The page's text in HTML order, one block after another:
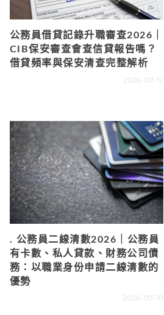
公務員借貸記錄升職審查2026｜
CIB保安審查會查信貸報告嗎？
借貸頻率與保安清查完整解析
2026-07-12
. 公務員二線清數2026｜公務員
有卡數、私人貸款、財務公司債
務：以職業身份申請二線清數的
優勢
2026-07-10